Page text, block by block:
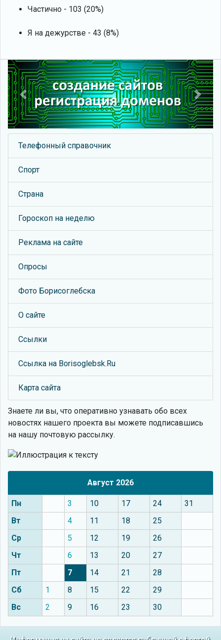
Частично - 103 (20%)
Я на дежурстве - 43 (8%)
Previous Next
Телефонный справочник
Спорт
Страна
Гороскоп на неделю
Реклама на сайте
Опросы
Фото Борисоглебска
О сайте
Ссылки
Ссылка на Borisoglebsk.Ru
Карта сайта
Знаете ли вы, что оперативно узнавать обо всех
новостях нашего проекта вы можете подписавшись
на нашу почтовую рассылку.
Август 2026
Пн 3 10 17 24
31
Вт
4 11 18
25
Ср
5 12 19
26
Чт
6 13 20
27
Пт
7 14 21
28
Сб
1 8 15 22
29
Вс
2 9 16 23 30